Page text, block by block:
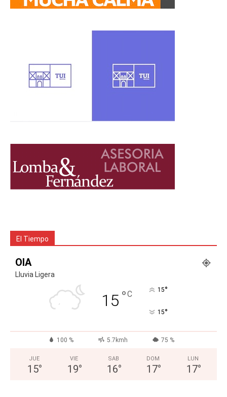
El Tiempo
OIA
Lluvia Ligera
15 °C 15°
15°
100 % 5.7kmh 75 %
JUE
15°
VIE
19°
SAB
16°
DOM
17°
LUN
17°